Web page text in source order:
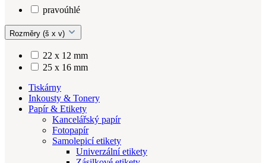
pravoúhlé
Rozměry (š x v)
22 x 12 mm
25 x 16 mm
Tiskárny
Inkousty & Tonery
Papír & Etikety
Kancelářský papír
Fotopapír
Samolepicí etikety
Univerzální etikety